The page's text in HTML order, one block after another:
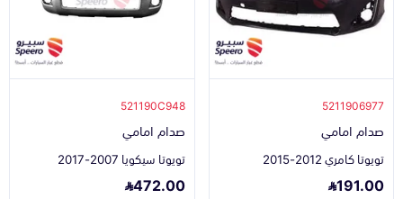
5211906977
صدام امامي
تويوتا كامري 2012-2015
191.00
521190C948
صدام امامي
تويوتا سيكويا 2007-2017
472.00